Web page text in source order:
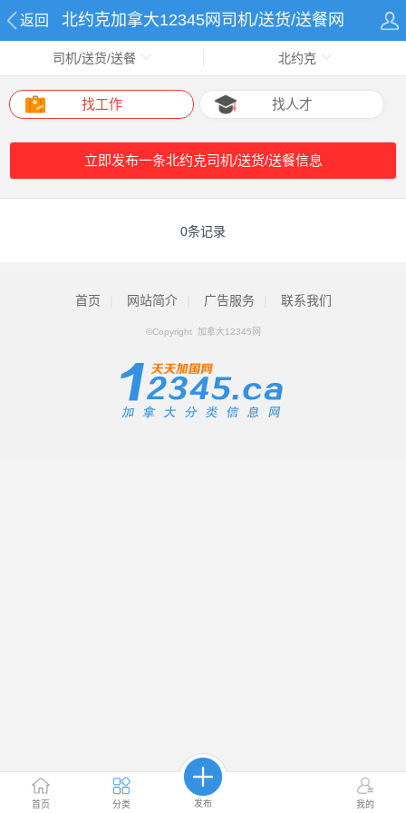
返回 北约克加拿大12345网司机/送货/送餐网
首页 分类 发布 我的
司机/送货/送餐 北约克
找工作 找人才
立即发布一条北约克司机/送货/送餐信息
0条记录
首页 网站简介 广告服务 联系我们
©Copyright 加拿大12345网